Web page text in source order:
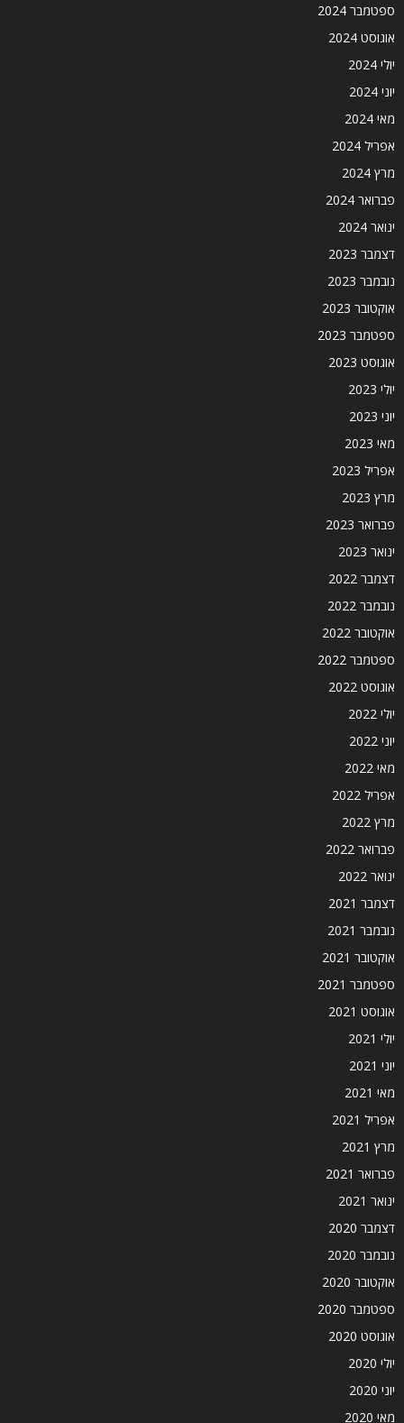
ספטמבר 2024
אוגוסט 2024
יולי 2024
יוני 2024
מאי 2024
אפריל 2024
מרץ 2024
פברואר 2024
ינואר 2024
דצמבר 2023
נובמבר 2023
אוקטובר 2023
ספטמבר 2023
אוגוסט 2023
יולי 2023
יוני 2023
מאי 2023
אפריל 2023
מרץ 2023
פברואר 2023
ינואר 2023
דצמבר 2022
נובמבר 2022
אוקטובר 2022
ספטמבר 2022
אוגוסט 2022
יולי 2022
יוני 2022
מאי 2022
אפריל 2022
מרץ 2022
פברואר 2022
ינואר 2022
דצמבר 2021
נובמבר 2021
אוקטובר 2021
ספטמבר 2021
אוגוסט 2021
יולי 2021
יוני 2021
מאי 2021
אפריל 2021
מרץ 2021
פברואר 2021
ינואר 2021
דצמבר 2020
נובמבר 2020
אוקטובר 2020
ספטמבר 2020
אוגוסט 2020
יולי 2020
יוני 2020
מאי 2020